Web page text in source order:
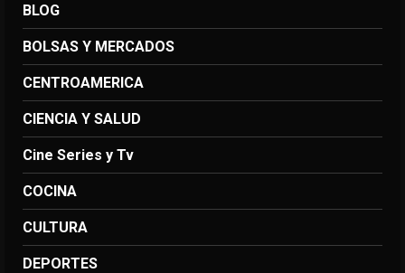
BLOG
BOLSAS Y MERCADOS
CENTROAMERICA
CIENCIA Y SALUD
Cine Series y Tv
COCINA
CULTURA
DEPORTES